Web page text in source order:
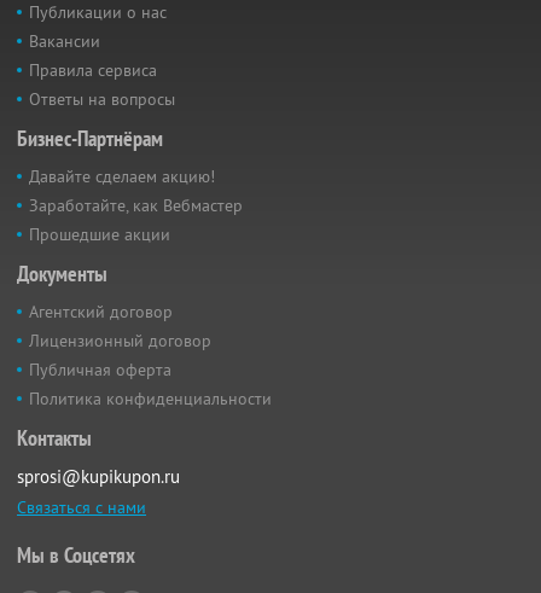
Публикации о нас
Вакансии
Правила сервиса
Ответы на вопросы
Бизнес-Партнёрам
Давайте сделаем акцию!
Заработайте, как Вебмастер
Прошедшие акции
Документы
Агентский договор
Лицензионный договор
Публичная оферта
Политика конфиденциальности
Контакты
sprosi@kupikupon.ru
Связаться с нами
Мы в Соцсетях